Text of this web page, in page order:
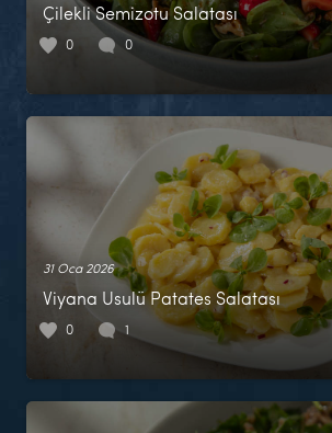
Çilekli Semizotu Salatası
0 0
31 Oca 2026
Viyana Usulü Patates Salatası
0 1